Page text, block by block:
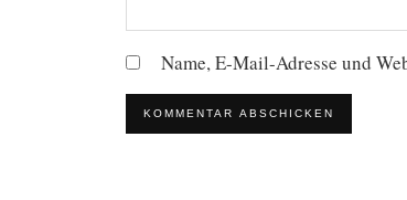
Name, E-Mail-Adresse und